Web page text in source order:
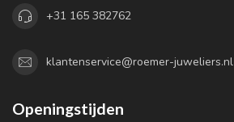
+31 165 382762
klantenservice@roemer-juweliers.nl
Openingstijden